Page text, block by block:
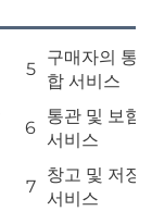
5
구매자의 통
합 서비스
6
통관 및 보험
서비스
7
창고 및 저장
서비스